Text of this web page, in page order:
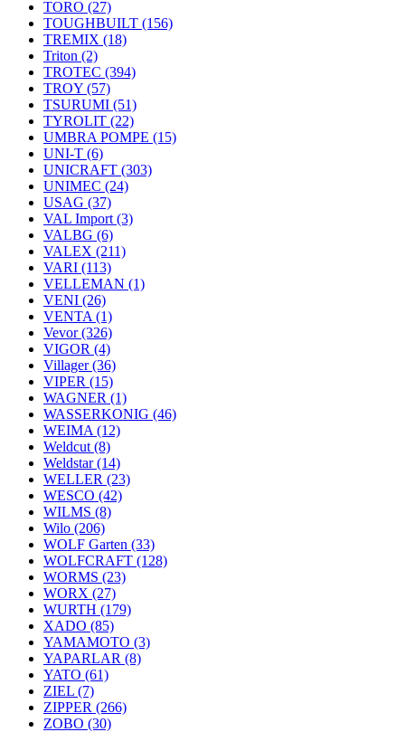
TORO (27)
TOUGHBUILT (156)
TREMIX (18)
Triton (2)
TROTEC (394)
TROY (57)
TSURUMI (51)
TYROLIT (22)
UMBRA POMPE (15)
UNI-T (6)
UNICRAFT (303)
UNIMEC (24)
USAG (37)
VAL Import (3)
VALBG (6)
VALEX (211)
VARI (113)
VELLEMAN (1)
VENI (26)
VENTA (1)
Vevor(326)
VIGOR (4)
Villager(36)
VIPER (15)
WAGNER (1)
WASSERKONIG (46)
WEIMA (12)
Weldcut (8)
Weldstar(14)
WELLER (23)
WESCO (42)
WILMS (8)
Wilo (206)
WOLF Garten (33)
WOLFCRAFT (128)
WORMS (23)
WORX (27)
WURTH (179)
XADO (85)
YAMAMOTO (3)
YAPARLAR (8)
YATO (61)
ZIEL (7)
ZIPPER (266)
ZOBO (30)